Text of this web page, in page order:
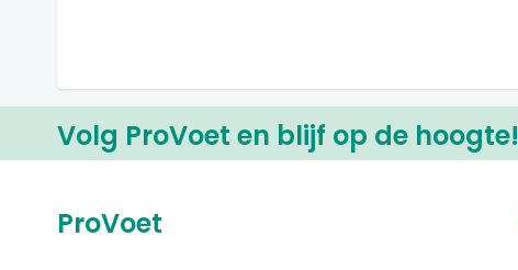
Volg ProVoet en blijf op de hoogte!
ProVoet